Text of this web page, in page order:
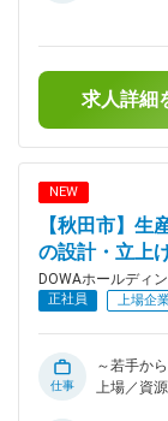
できます
広い技術力を
社の生産
ます。ご
改善、保
等） ■キャリアパス 年次や社歴に関係なく主担当として案件
を任され
工場立上
す。 ■教育体制 OJTを中心に、実務を通じて業務を習得いた
だきます
ルアップが可能です。 ■働
応は当番
は、振替休日
る可能性
す。
求人詳細
NEW
【秋田市】
の設計・立上
DOWAホールディ
正社員 上場企
仕事
～若手か
上場／資